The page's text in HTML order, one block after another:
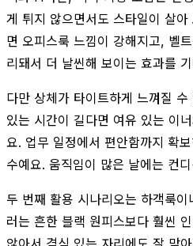
게 튀지 않으면서도 스타일이 살
면 오피스룩 느낌이 강해지고, 벨
리돼서 더 날씬해 보이는 효과를
다만 상체가 타이트하게 느껴질
있는 시간이 길다면 여유 있는 이
요. 업무 일정에서 편안함까지 확
수예요. 움직임이 많은 날에는 컨
두 번째 활용 시나리오는 하객룩
러는 흔한 블랙 원피스보다 훨씬